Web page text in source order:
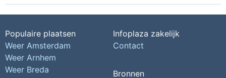
Populaire plaatsen
Weer Amsterdam
Weer Arnhem
Weer Breda
Infoplaza zakelijk
Contact
Bronnen